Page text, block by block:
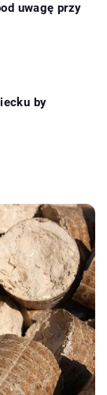
uwagę przy
by